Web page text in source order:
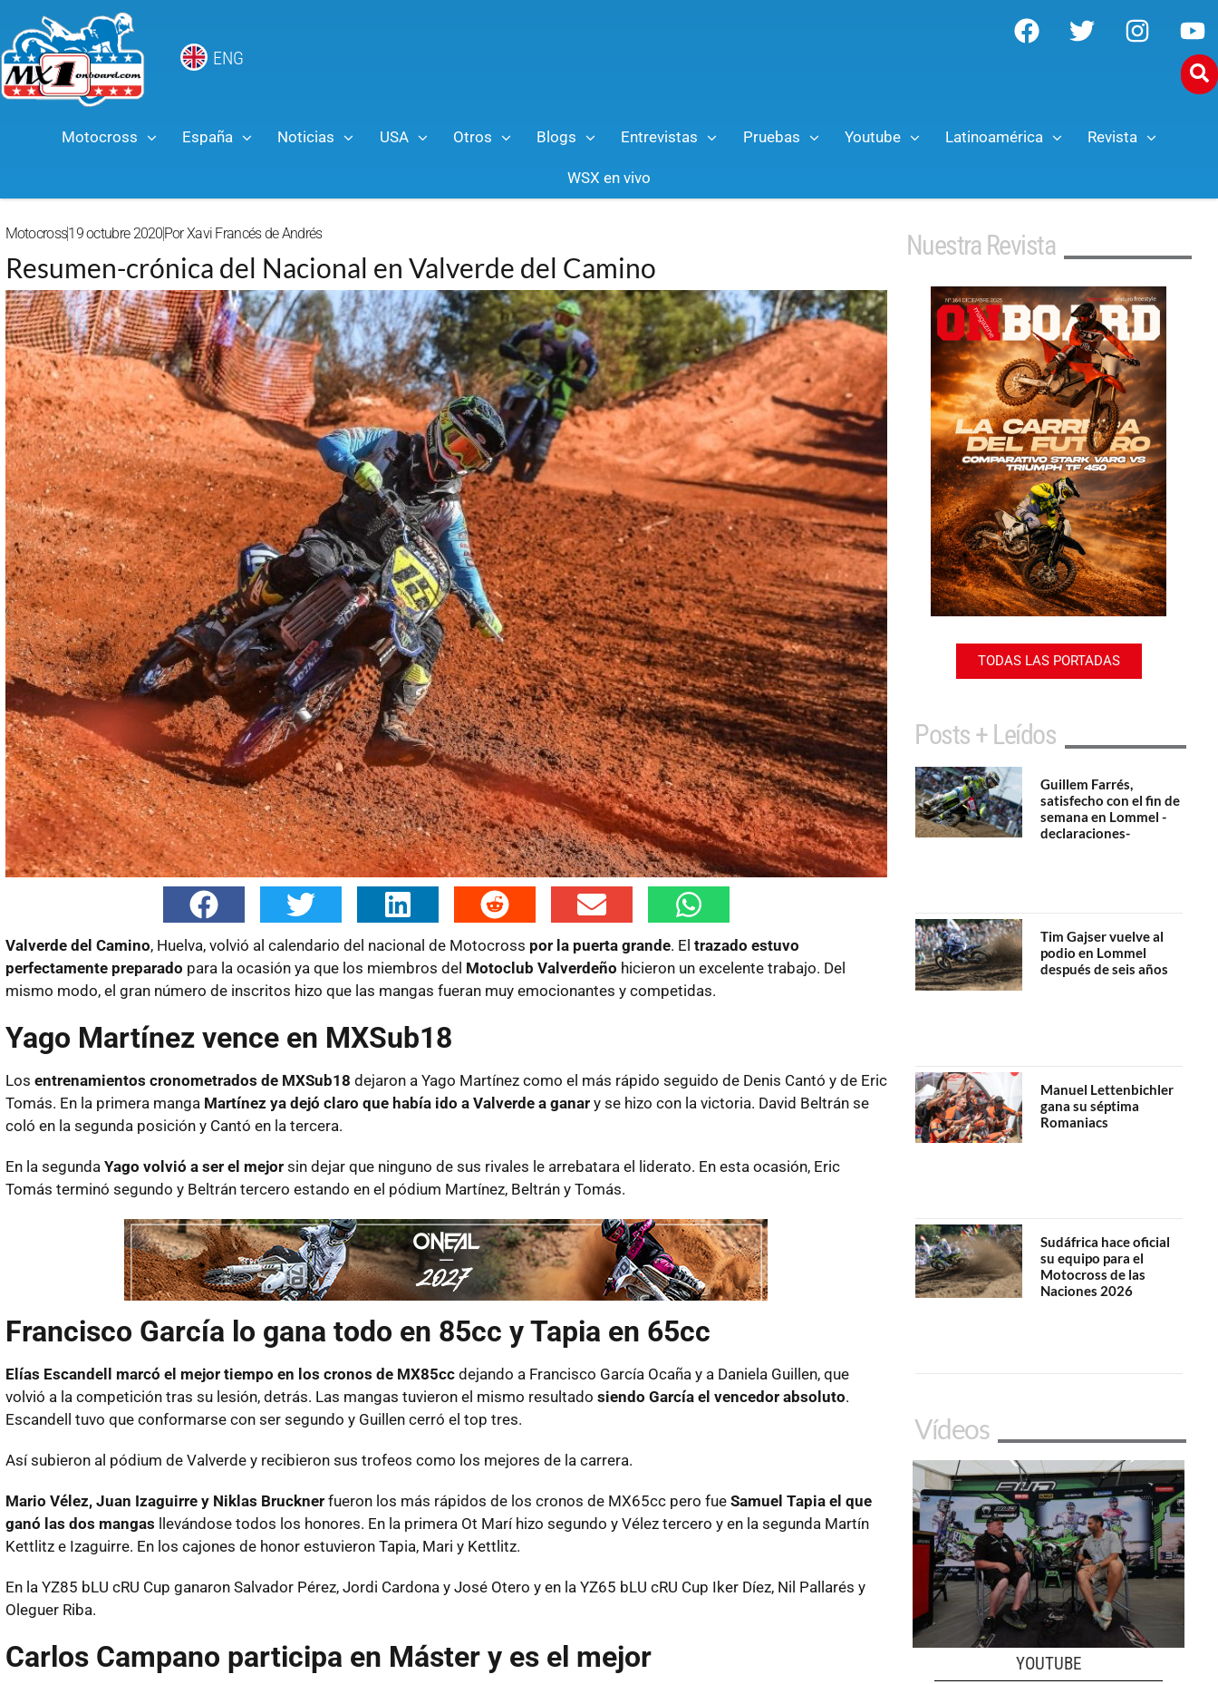
ENG
Motocross España Noticias USA Otros Blogs Entrevistas Pruebas Youtube Latinoamérica Revista
WSX en vivo
Motocross19 octubre 2020PorXavi Francés de Andrés
Resumen-crónica del Nacional en Valverde del Camino
Valverde del Camino, Huelva, volvió al calendario del nacional de Motocross por la puerta grande. El trazado estuvo
perfectamente preparado para la ocasión ya que los miembros del Motoclub Valverdeño hicieron un excelente trabajo. Del
mismo modo, el gran número de inscritos hizo que las mangas fueran muy emocionantes y competidas.
Yago Martínez vence en MXSub18
Los entrenamientos cronometrados de MXSub18 dejaron a Yago Martínez como el más rápido seguido de Denis Cantó y de Eric
Tomás. En la primera manga Martínez ya dejó claro que había ido a Valverde a ganary se hizo con la victoria. David Beltrán se
coló en la segunda posición y Cantó en la tercera.
En la segunda Yago volvió a ser el mejorsin dejar que ninguno de sus rivales le arrebatara el liderato. En esta ocasión, Eric
Tomás terminó segundo y Beltrán tercero estando en el pódium Martínez, Beltrán y Tomás.
Francisco García lo gana todo en 85cc y Tapia en 65cc
Elías Escandell marcó el mejor tiempo en los cronos de MX85ccdejando a Francisco García Ocaña y a Daniela Guillen, que
volvió a la competición tras su lesión, detrás. Las mangas tuvieron el mismo resultado siendo García el vencedor absoluto.
Escandell tuvo que conformarse con ser segundo y Guillen cerró el top tres.
Así subieron al pódium de Valverde y recibieron sus trofeos como los mejores de la carrera.
Mario Vélez, Juan Izaguirre y Niklas Brucknerfueron los más rápidos de los cronos de MX65cc pero fue Samuel Tapia el que
ganó las dos mangas llevándose todos los honores. En la primera Ot Marí hizo segundo y Vélez tercero y en la segunda Martín
Kettlitz e Izaguirre. En los cajones de honor estuvieron Tapia, Mari y Kettlitz.
En la YZ85 bLU cRU Cup ganaron Salvador Pérez, Jordi Cardona y José Otero y en la YZ65 bLU cRU Cup Iker Díez, Nil Pallarés y
Oleguer Riba.
Carlos Campano participa en Máster y es el mejor
Nuestra Revista
TODAS LAS PORTADAS
Posts + Leídos
Guillem Farrés,
satisfecho con el fin de
semana en Lommel -
declaraciones-
Tim Gajser vuelve al
podio en Lommel
después de seis años
Manuel Lettenbichler
gana su séptima
Romaniacs
Sudáfrica hace oficial
su equipo para el
Motocross de las
Naciones 2026
Vídeos
YOUTUBE